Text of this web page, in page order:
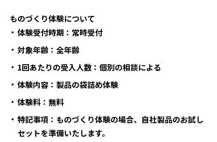
ものづくり体験について
体験受付時期：常時受付
対象年齢：全年齢
1回あたりの受入人数：個別の相談による
体験内容：製品の袋詰め体験
体験料：無料
特記事項：ものづくり体験の場合、自社製品のお試し
セットを準備いたします。